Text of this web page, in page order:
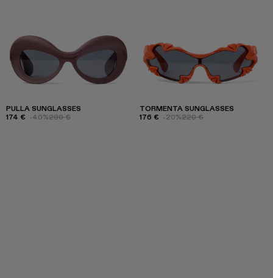
PULLA SUNGLASSES
174 € -40%290 €
TORMENTA SUNGLASSES
176 € -20%220 €